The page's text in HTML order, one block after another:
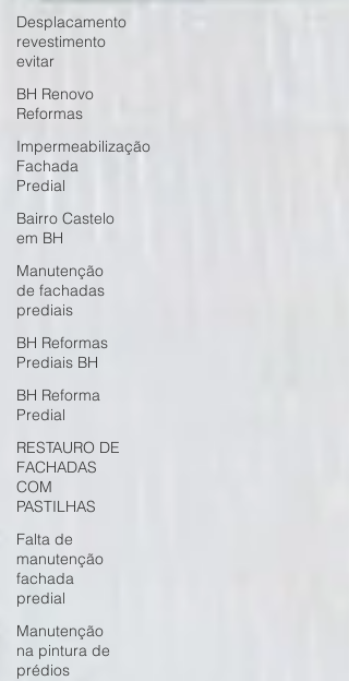
Desplacamento
revestimento
evitar
BH Renovo
Reformas
Impermeabilização
Fachada
Predial
Bairro Castelo
em BH
Manutenção
de fachadas
prediais
BH Reformas
Prediais BH
BH Reforma
Predial
RESTAURO DE
FACHADAS
COM
PASTILHAS
Falta de
manutenção
fachada
predial
Manutenção
na pintura de
prédios